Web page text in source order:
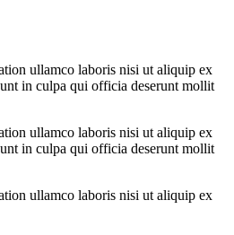
ullamco laboris nisi ut aliquip ex
in culpa qui officia deserunt mollit
ullamco laboris nisi ut aliquip ex
in culpa qui officia deserunt mollit
ullamco laboris nisi ut aliquip ex